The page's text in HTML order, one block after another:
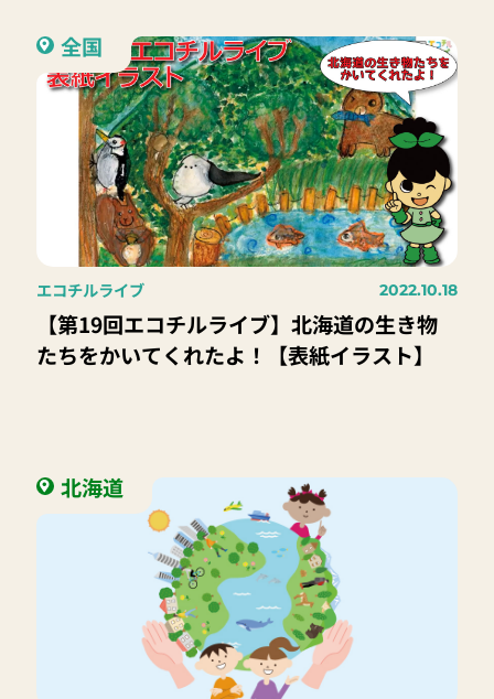
全国
エコチルライブ 2022.10.18
【第19回エコチルライブ】北海道の生き物
たちをかいてくれたよ！【表紙イラスト】
北海道